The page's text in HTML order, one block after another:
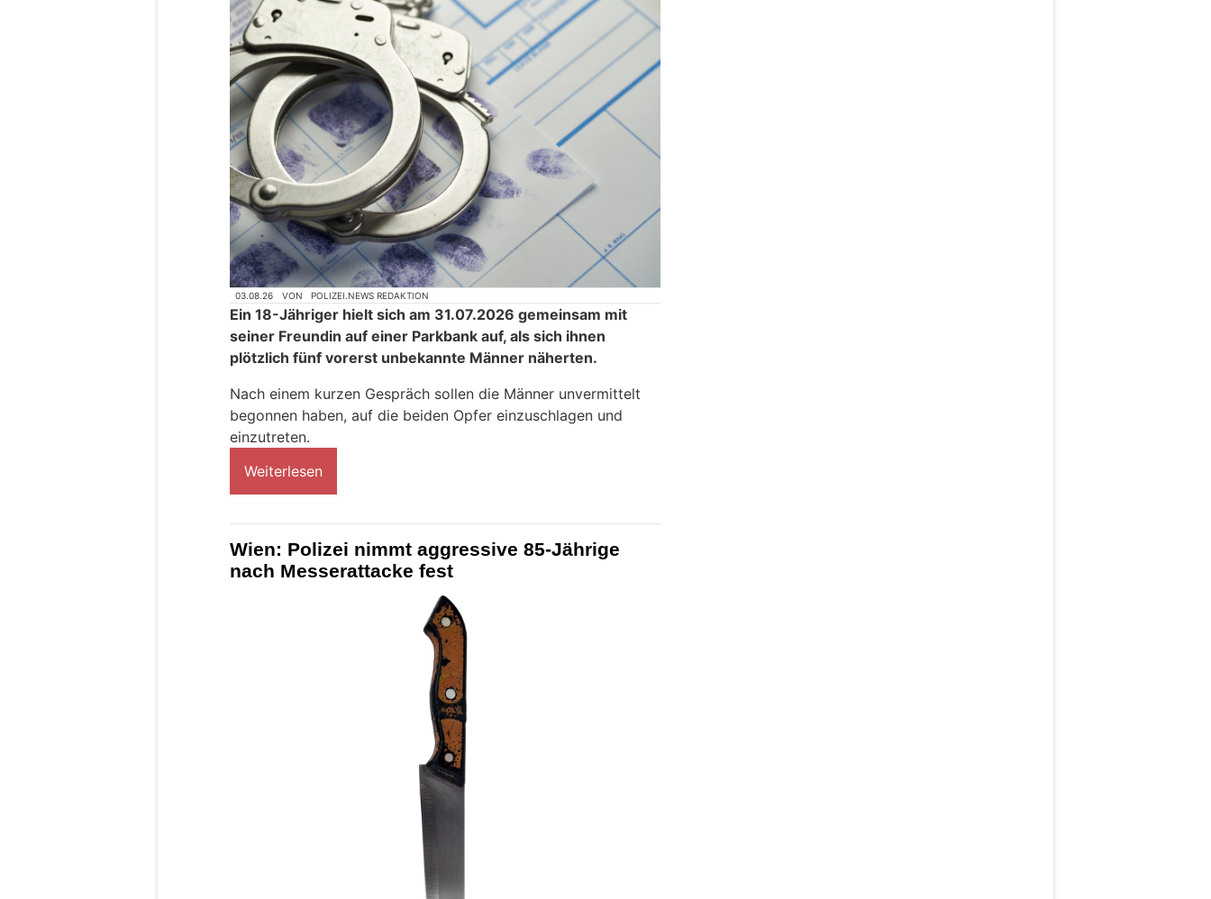
03.08.26 VON POLIZEI.NEWS REDAKTION
Ein 18-Jähriger hielt sich am 31.07.2026 gemeinsam mit
seiner Freundin auf einer Parkbank auf, als sich ihnen
plötzlich fünf vorerst unbekannte Männer näherten.
Nach einem kurzen Gespräch sollen die Männer unvermittelt
begonnen haben, auf die beiden Opfer einzuschlagen und
einzutreten.
Weiterlesen
Wien: Polizei nimmt aggressive 85-Jährige
nach Messerattacke fest